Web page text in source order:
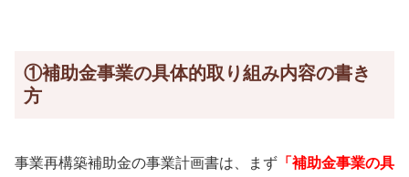
①補助金事業の具体的取り組み内容の書き
方
事業再構築補助金の事業計画書は、まず 「補助金事業の具